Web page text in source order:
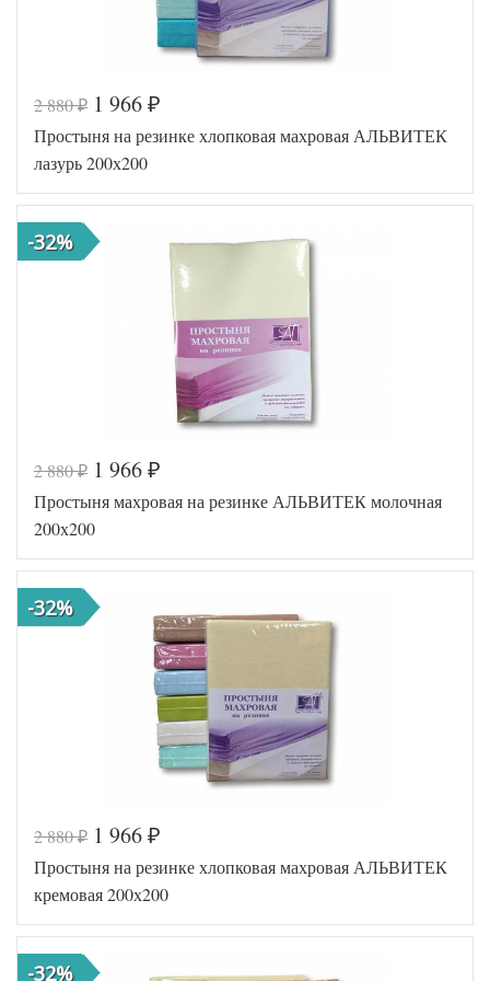
Код товара
516-643
Артикул
AL460704
8009475
Махра
Размер
простыни
резинке)
АльВиТек
(Россия)
Код товара
546-728
Артикул
AL200092
Махра
Размер
простыни
резинке)
АльВиТек
(Россия)
2 880₽ 1 966 ₽
Простыня на резинке хлопковая махровая АЛЬВИТЕК
лазурь 200х200
-32%
Код товара
516-912
Артикул
AL200088
8590950
Махра
Размер
простыни
2 880₽ 1 966 ₽
Простыня махровая на резинке АЛЬВИТЕК молочная
200х200
-32%
2 880₽ 1 966 ₽
Простыня на резинке хлопковая махровая АЛЬВИТЕК
кремовая 200х200
-32%